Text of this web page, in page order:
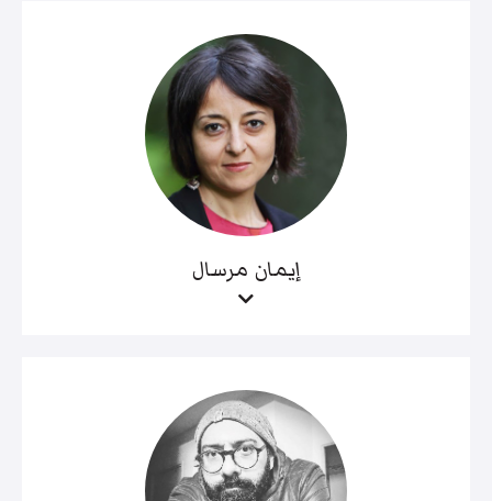
إيمان مرسال